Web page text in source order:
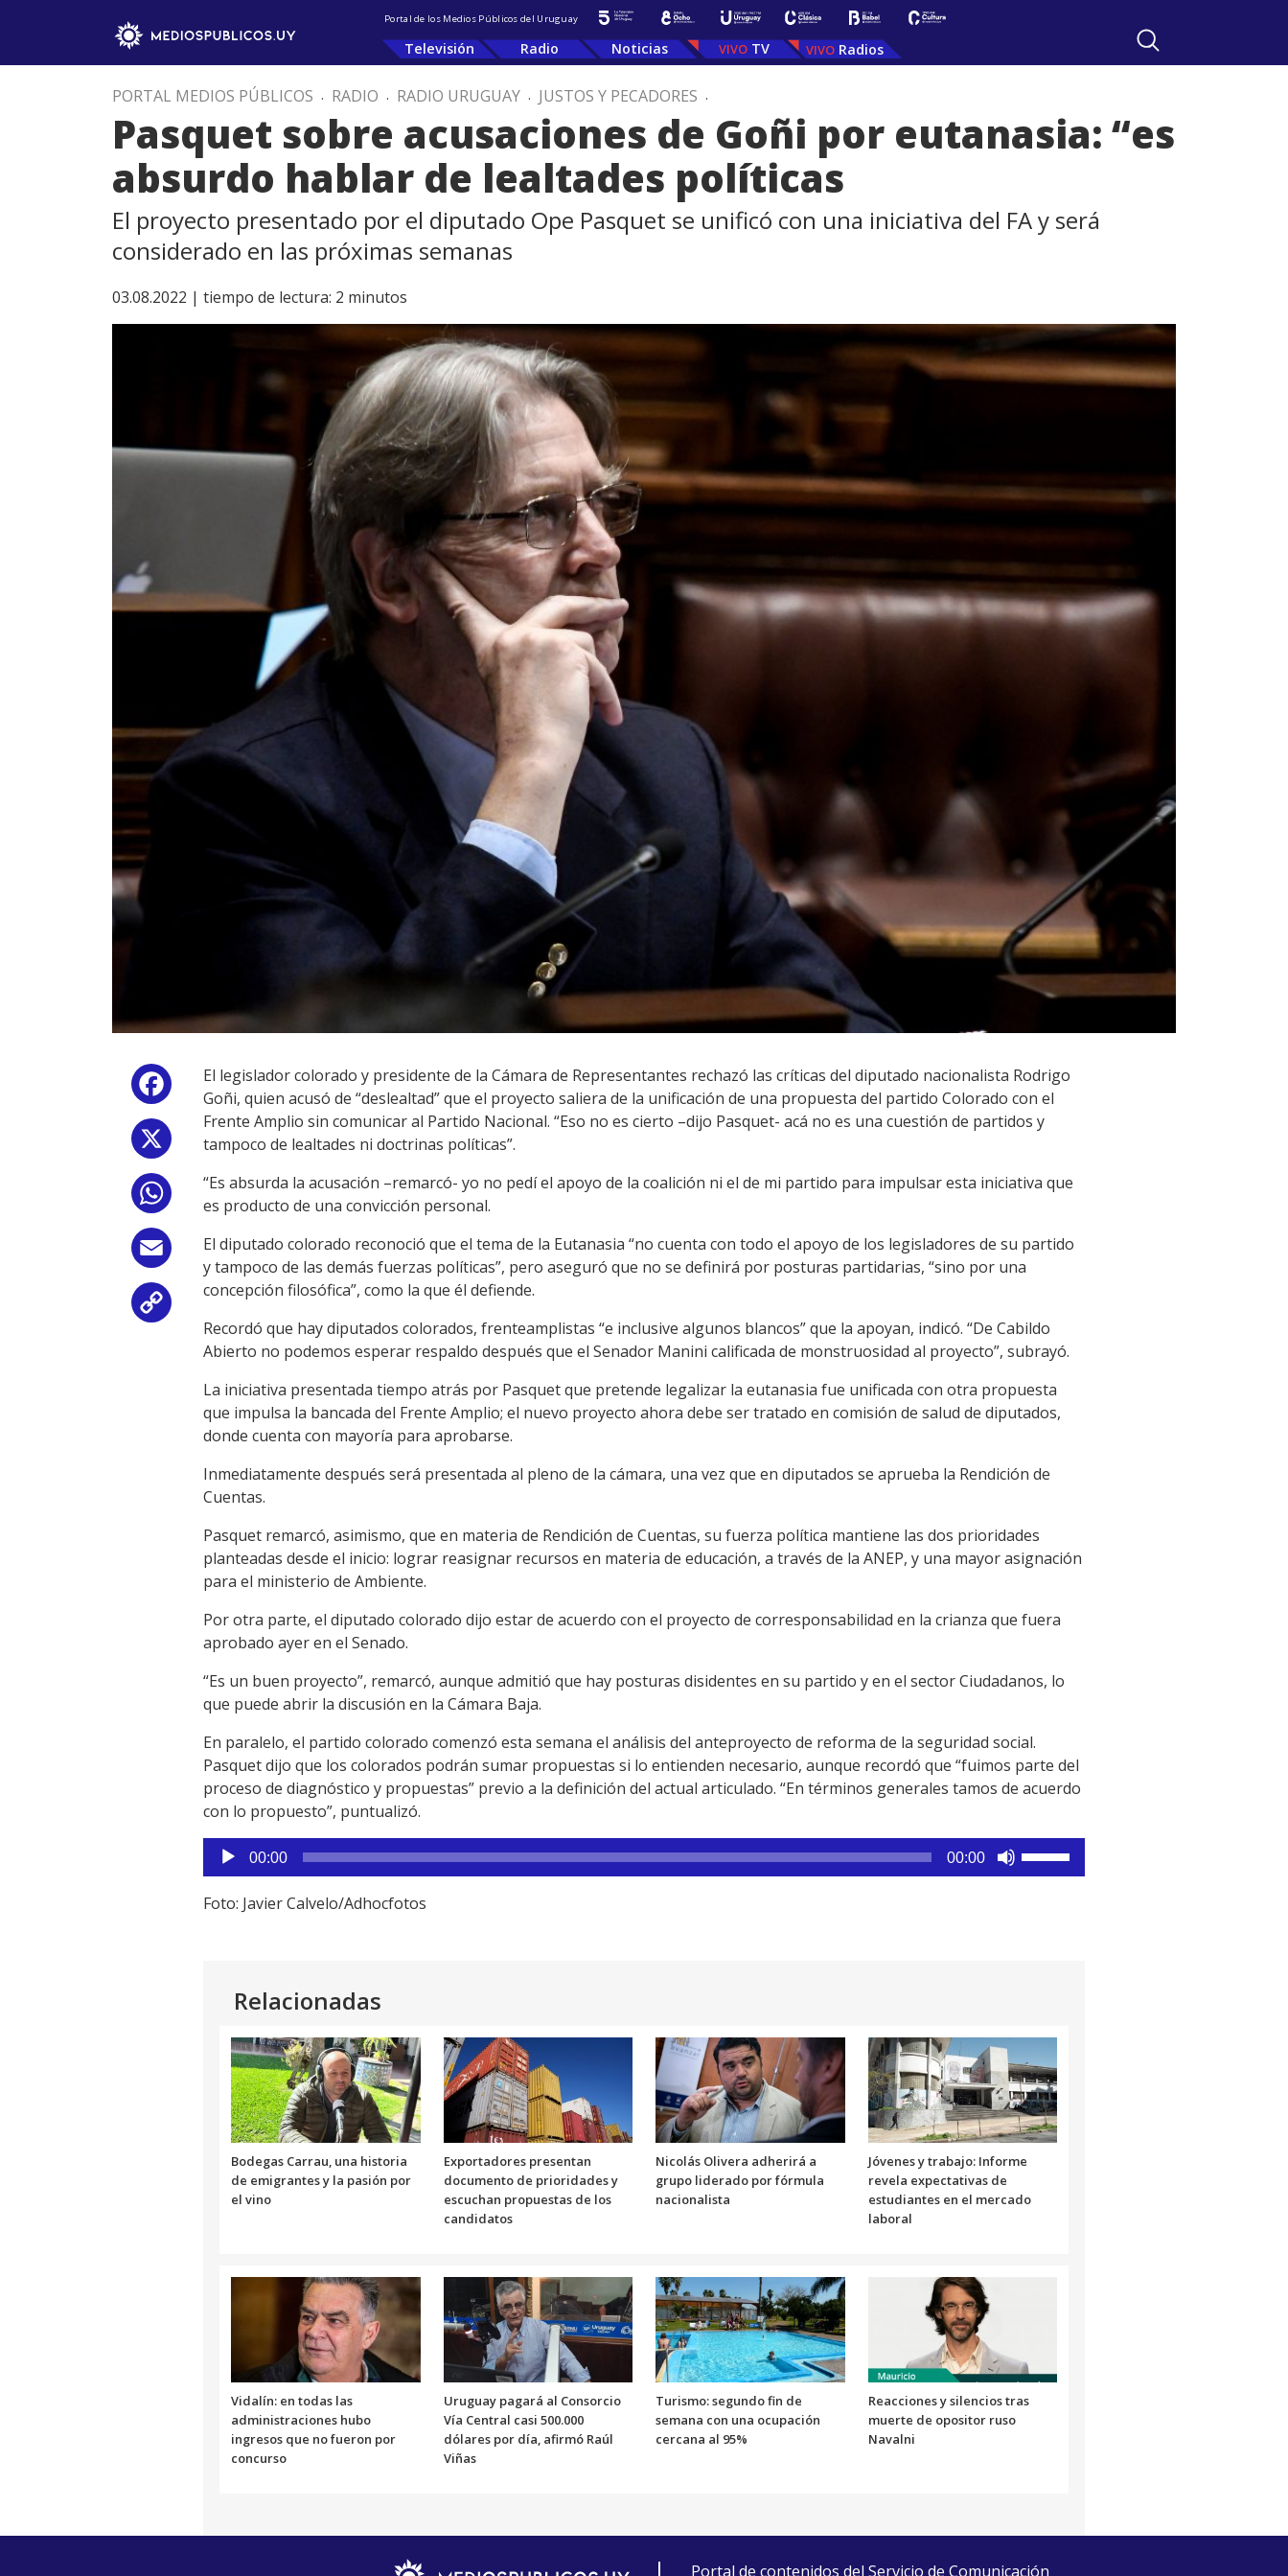
Portal de los Medios Públicos del Uruguay
Televisión Radio Noticias TV Radios
PORTAL MEDIOS PÚBLICOS . RADIO . RADIO URUGUAY . JUSTOS Y PECADORES .
Pasquet sobre acusaciones de Goñi por eutanasia: “es
absurdo hablar de lealtades políticas
El proyecto presentado por el diputado Ope Pasquet se unificó con una iniciativa del FA y será
considerado en las próximas semanas
03.08.2022 | tiempo de lectura: 2 minutos
Facebook
Email
Link
El legislador colorado y presidente de la Cámara de Representantes rechazó las críticas del diputado nacionalista Rodrigo
Goñi, quien acusó de “deslealtad” que el proyecto saliera de la unificación de una propuesta del partido Colorado con el
Frente Amplio sin comunicar al Partido Nacional. “Eso no es cierto –dijo Pasquet- acá no es una cuestión de partidos y
tampoco de lealtades ni doctrinas políticas”.
“Es absurda la acusación –remarcó- yo no pedí el apoyo de la coalición ni el de mi partido para impulsar esta iniciativa que
es producto de una convicción personal.
El diputado colorado reconoció que el tema de la Eutanasia “no cuenta con todo el apoyo de los legisladores de su partido
y tampoco de las demás fuerzas políticas”, pero aseguró que no se definirá por posturas partidarias, “sino por una
concepción filosófica”, como la que él defiende.
Recordó que hay diputados colorados, frenteamplistas “e inclusive algunos blancos” que la apoyan, indicó. “De Cabildo
Abierto no podemos esperar respaldo después que el Senador Manini calificada de monstruosidad al proyecto”, subrayó.
La iniciativa presentada tiempo atrás por Pasquet que pretende legalizar la eutanasia fue unificada con otra propuesta
que impulsa la bancada del Frente Amplio; el nuevo proyecto ahora debe ser tratado en comisión de salud de diputados,
donde cuenta con mayoría para aprobarse.
Inmediatamente después será presentada al pleno de la cámara, una vez que en diputados se aprueba la Rendición de
Cuentas.
Pasquet remarcó, asimismo, que en materia de Rendición de Cuentas, su fuerza política mantiene las dos prioridades
planteadas desde el inicio: lograr reasignar recursos en materia de educación, a través de la ANEP, y una mayor asignación
para el ministerio de Ambiente.
Por otra parte, el diputado colorado dijo estar de acuerdo con el proyecto de corresponsabilidad en la crianza que fuera
aprobado ayer en el Senado.
“Es un buen proyecto”, remarcó, aunque admitió que hay posturas disidentes en su partido y en el sector Ciudadanos, lo
que puede abrir la discusión en la Cámara Baja.
En paralelo, el partido colorado comenzó esta semana el análisis del anteproyecto de reforma de la seguridad social.
Pasquet dijo que los colorados podrán sumar propuestas si lo entienden necesario, aunque recordó que “fuimos parte del
proceso de diagnóstico y propuestas” previo a la definición del actual articulado. “En términos generales tamos de acuerdo
con lo propuesto”, puntualizó.
Reproductor
de
audio
00:00 00:00
el
volumen.
Foto: Javier Calvelo/Adhocfotos
Relacionadas
Bodegas Carrau, una historia
de emigrantes y la pasión por
el vino
Exportadores presentan
documento de prioridades y
escuchan propuestas de los
candidatos
Nicolás Olivera adherirá a
grupo liderado por fórmula
nacionalista
Jóvenes y trabajo: Informe
revela expectativas de
estudiantes en el mercado
laboral
Vidalín: en todas las
administraciones hubo
ingresos que no fueron por
concurso
Uruguay pagará al Consorcio
Vía Central casi 500.000
dólares por día, afirmó Raúl
Viñas
Turismo: segundo fin de
semana con una ocupación
cercana al 95%
Reacciones y silencios tras
muerte de opositor ruso
Navalni
Portal de contenidos del Servicio de Comunicación